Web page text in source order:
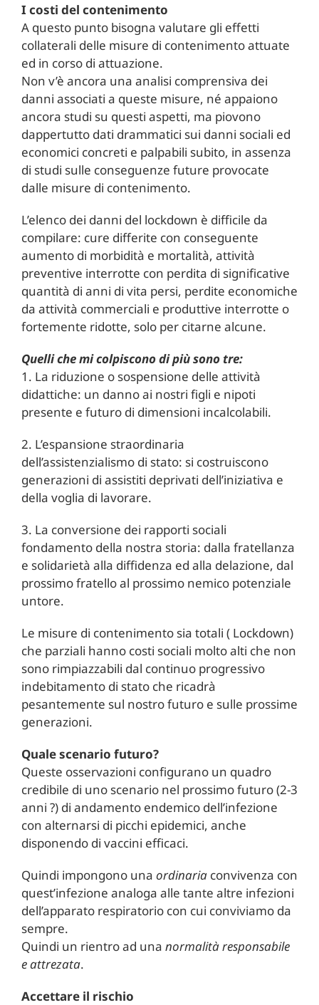
I costi del contenimento
A questo punto bisogna valutare gli effetti
collaterali delle misure di contenimento attuate
ed in corso di attuazione.
Non v’è ancora una analisi comprensiva dei
danni associati a queste misure, né appaiono
ancora studi su questi aspetti, ma piovono
dappertutto dati drammatici sui danni sociali ed
economici concreti e palpabili subito, in assenza
di studi sulle conseguenze future provocate
dalle misure di contenimento.
L’elenco dei danni del lockdown è difficile da
compilare: cure differite con conseguente
aumento di morbidità e mortalità, attività
preventive interrotte con perdita di significative
quantità di anni di vita persi, perdite economiche
da attività commerciali e produttive interrotte o
fortemente ridotte, solo per citarne alcune.
Quelli che mi colpiscono di più sono tre:
1. La riduzione o sospensione delle attività
didattiche: un danno ai nostri figli e nipoti
presente e futuro di dimensioni incalcolabili.
2. L’espansione straordinaria
dell’assistenzialismo di stato: si costruiscono
generazioni di assistiti deprivati dell’iniziativa e
della voglia di lavorare.
3. La conversione dei rapporti sociali
fondamento della nostra storia: dalla fratellanza
e solidarietà alla diffidenza ed alla delazione, dal
prossimo fratello al prossimo nemico potenziale
untore.
Le misure di contenimento sia totali ( Lockdown)
che parziali hanno costi sociali molto alti che non
sono rimpiazzabili dal continuo progressivo
indebitamento di stato che ricadrà
pesantemente sul nostro futuro e sulle prossime
generazioni.
Quale scenario futuro?
Queste osservazioni configurano un quadro
credibile di uno scenario nel prossimo futuro (2-3
anni ?) di andamento endemico dell’infezione
con alternarsi di picchi epidemici, anche
disponendo di vaccini efficaci.
Quindi impongono una ordinariaconvivenza con
quest’infezione analoga alle tante altre infezioni
dell’apparato respiratorio con cui conviviamo da
sempre.
Quindi un rientro ad una normalità responsabile
e attrezata.
Accettare il rischio